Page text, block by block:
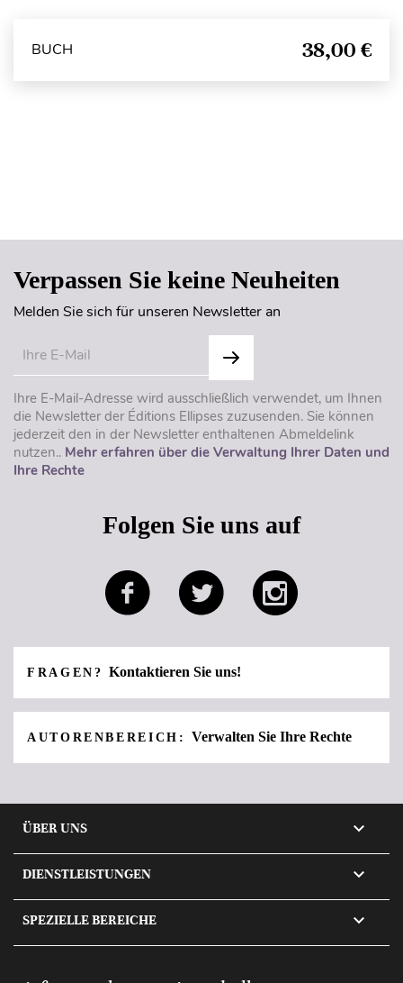
BUCH 38,00 €
Verpassen Sie keine Neuheiten
Melden Sie sich für unseren Newsletter an
Ihre E-Mail-Adresse wird ausschließlich verwendet, um Ihnen
die Newsletter der Éditions Ellipses zuzusenden. Sie können
jederzeit den in der Newsletter enthaltenen Abmeldelink
nutzen.. Mehr erfahren über die Verwaltung Ihrer Daten und
Ihre Rechte
Folgen Sie uns auf
FRAGEN? Kontaktieren Sie uns!
AUTORENBEREICH: Verwalten Sie Ihre Rechte
ÜBER UNS 
DIENSTLEISTUNGEN 
SPEZIELLE BEREICHE 